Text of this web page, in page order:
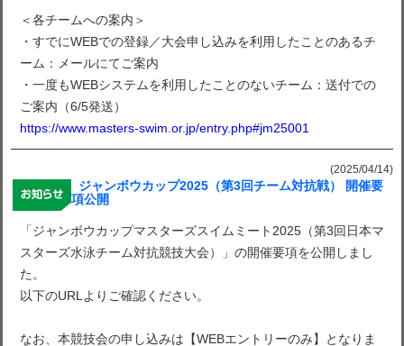
＜各チームへの案内＞
・すでにWEBでの登録／大会申し込みを利用したことのあるチ
ーム：メールにてご案内
・一度もWEBシステムを利用したことのないチーム：送付での
ご案内（6/5発送）
https://www.masters-swim.or.jp/entry.php#jm25001
(2025/04/14)
ジャンボウカップ2025（第3回チーム対抗戦） 開催要
項公開
「ジャンボウカップマスターズスイムミート2025（第3回日本マ
スターズ水泳チーム対抗競技大会）」の開催要項を公開しまし
た。
以下のURLよりご確認ください。
なお、本競技会の申し込みは【WEBエントリーのみ】となりま